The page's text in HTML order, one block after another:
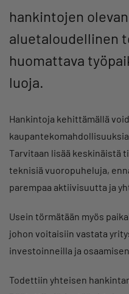
hankintojen
aluetaloudellinen
huomattava
luoja.
Hankintoja kehittämällä
Tarvitaan lisää keskinäistä
teknisiä vuoropuheluja,
parempaa aktiivisuutta ja
Usein törmätään myös
johon voitaisiin vastata
investoinneilla ja
Todettiin yhteisen